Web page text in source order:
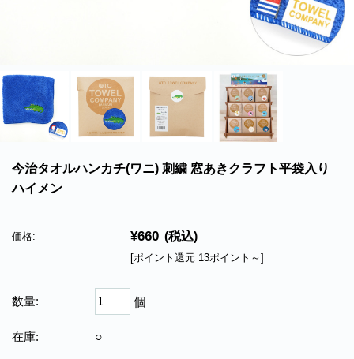
今治タオルハンカチ(ワニ) 刺繍 窓あきクラフト平袋入り
ハイメン
価格: ¥660 (税込)
[ポイント還元 13ポイント～]
数量: 個
在庫: ○